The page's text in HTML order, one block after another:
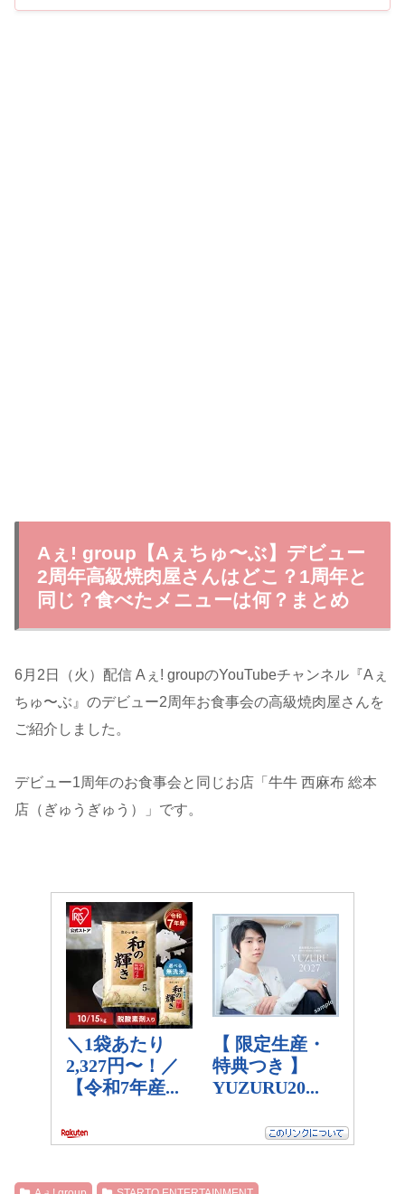
Aぇ! group【Aぇちゅ〜ぶ】デビュー
2周年高級焼肉屋さんはどこ？1周年と
同じ？食べたメニューは何？まとめ
6月2日（火）配信 Aぇ! groupのYouTubeチャンネル『Aぇ
ちゅ〜ぶ』のデビュー2周年お食事会の高級焼肉屋さんを
ご紹介しました。
デビュー1周年のお食事会と同じお店「牛牛 西麻布 総本
店（ぎゅうぎゅう）」です。